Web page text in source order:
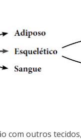
com outros